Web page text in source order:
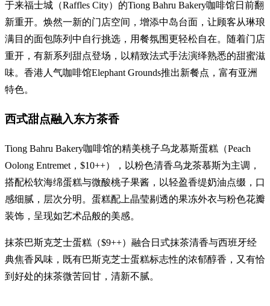
于来福士城（Raffles City）的Tiong Bahru Bakery咖啡馆日前翻
新重开。焕然一新的门店空间，增添中岛台面，让顾客从琳琅
满目的面包陈列中自行挑选，用餐氛围更轻松自在。随着门店
重开，有新系列甜点登场，以精致法式手法演绎熟悉的甜蜜滋
味。香港人气咖啡馆Elephant Grounds推出新餐点，富有亚洲
特色。
西式甜点融入东方茶香
Tiong Bahru Bakery咖啡馆的精美桃子乌龙慕斯蛋糕（Peach
Oolong Entremet，$10++），以粉色清香乌龙茶慕斯为主调，
搭配松软海绵蛋糕与微酸桃子果酱，以轻盈香缇奶油点缀，口
感细腻，层次分明。蛋糕配上晶莹剔透的果冻外衣与粉色花瓣
装饰，呈现如艺术品般的美感。
抹茶巴斯克芝士蛋糕（$9++）融合日式抹茶清香与西班牙经
典焦香风味，既有巴斯克芝士蛋糕标志性的浓郁醇香，又有恰
到好处的抹茶微苦回甘，清新不腻。